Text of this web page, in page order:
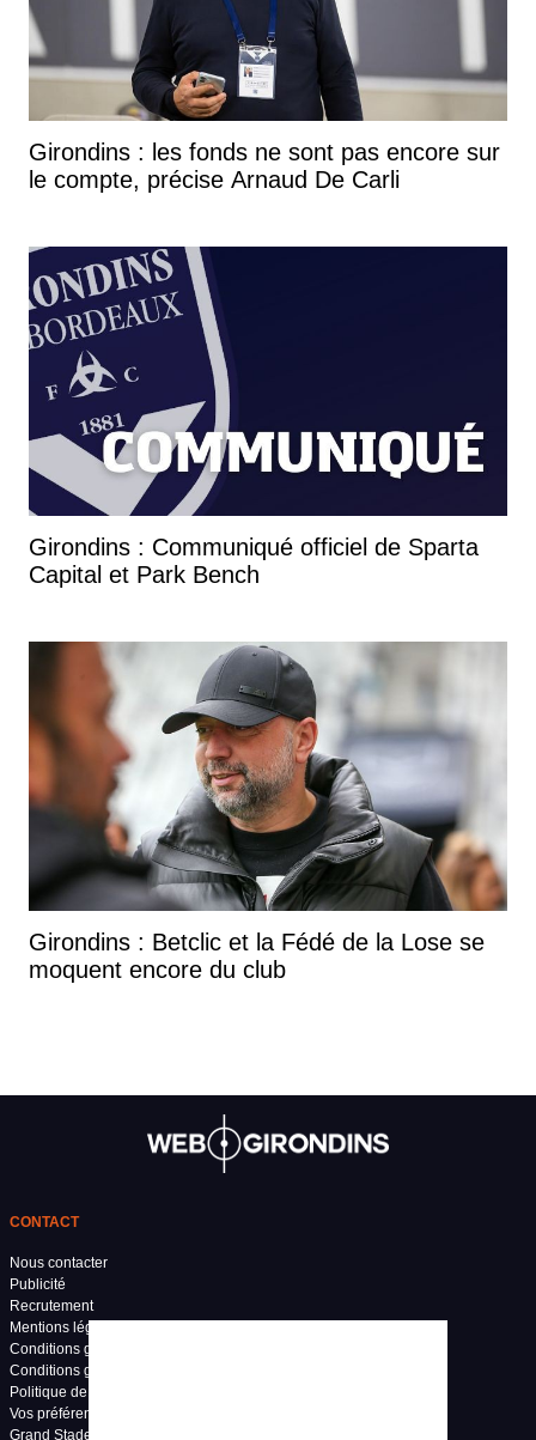
Girondins : les fonds ne sont pas encore sur
le compte, précise Arnaud De Carli
Girondins : Communiqué officiel de Sparta
Capital et Park Bench
Girondins : Betclic et la Fédé de la Lose se
moquent encore du club
CONTACT
Nous contacter
Publicité
Recrutement
Mentions légales
Conditions générales d'utilisation
Conditions générales de vente
Politique de confidentialité
Vos préférences de confidentialité
Grand Stade Bordeaux